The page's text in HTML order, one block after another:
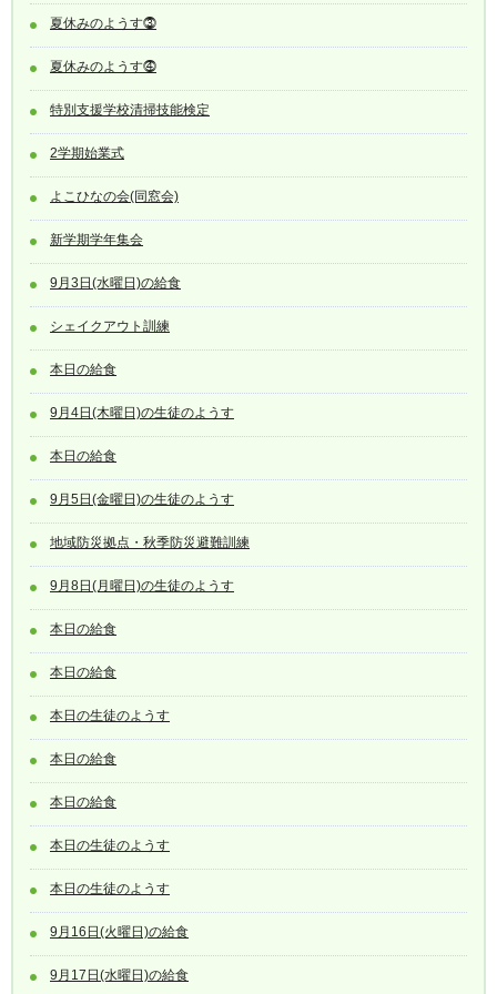
夏休みのようす⓷
夏休みのようす⓸
特別支援学校清掃技能検定
2学期始業式
よこひなの会(同窓会)
新学期学年集会
9月3日(水曜日)の給食
シェイクアウト訓練
本日の給食
9月4日(木曜日)の生徒のようす
本日の給食
9月5日(金曜日)の生徒のようす
地域防災拠点・秋季防災避難訓練
9月8日(月曜日)の生徒のようす
本日の給食
本日の給食
本日の生徒のようす
本日の給食
本日の給食
本日の生徒のようす
本日の生徒のようす
9月16日(火曜日)の給食
9月17日(水曜日)の給食